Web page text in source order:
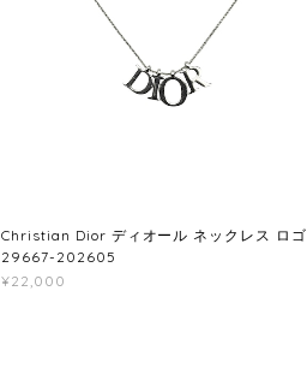
Christian Dior ディオール ネックレス ロゴ
29667-202605
¥22,000